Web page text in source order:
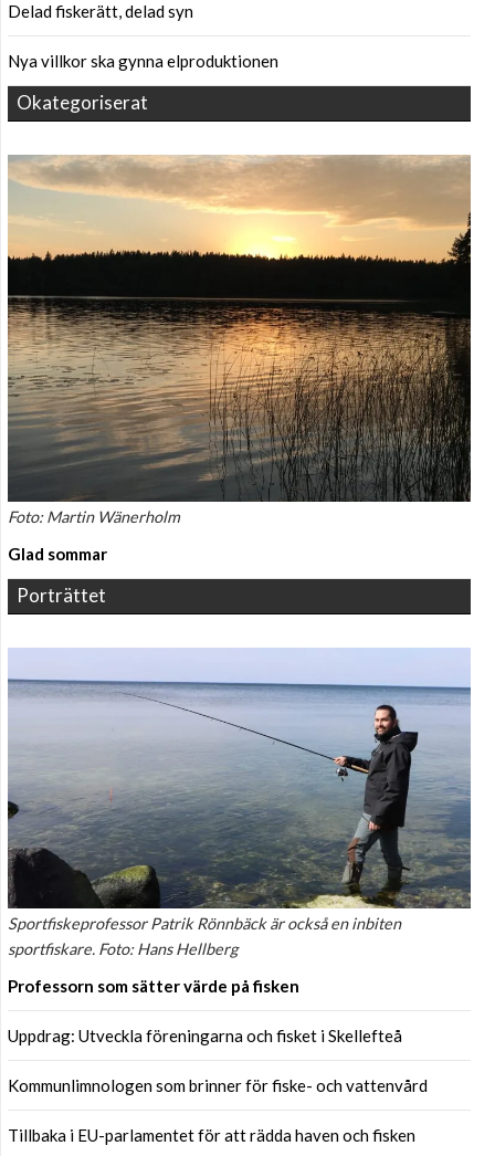
Delad fiskerätt, delad syn
Nya villkor ska gynna elproduktionen
Okategoriserat
Foto: Martin Wänerholm
Glad sommar
Porträttet
Sportfiskeprofessor Patrik Rönnbäck är också en inbiten
sportfiskare. Foto: Hans Hellberg
Professorn som sätter värde på fisken
Uppdrag: Utveckla föreningarna och fisket i Skellefteå
Kommunlimnologen som brinner för fiske- och vattenvård
Tillbaka i EU-parlamentet för att rädda haven och fisken